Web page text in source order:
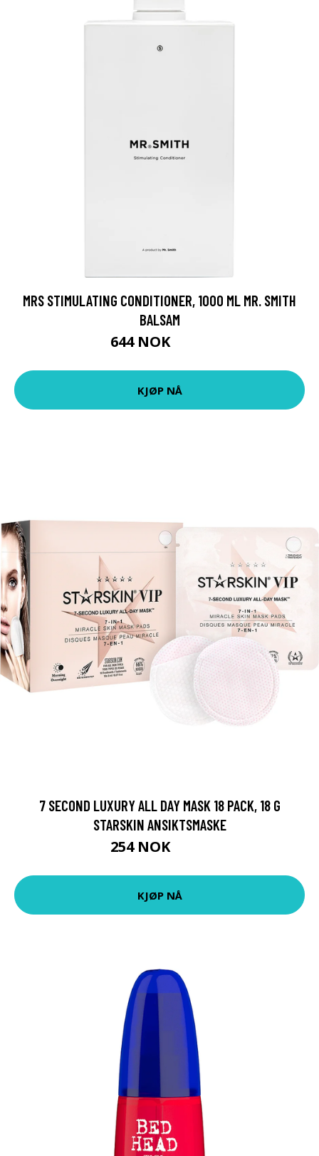
MRS STIMULATING CONDITIONER, 1000 ML MR. SMITH
BALSAM
644 NOK
KJØP NÅ
7 SECOND LUXURY ALL DAY MASK 18 PACK, 18 G
STARSKIN ANSIKTSMASKE
254 NOK
KJØP NÅ